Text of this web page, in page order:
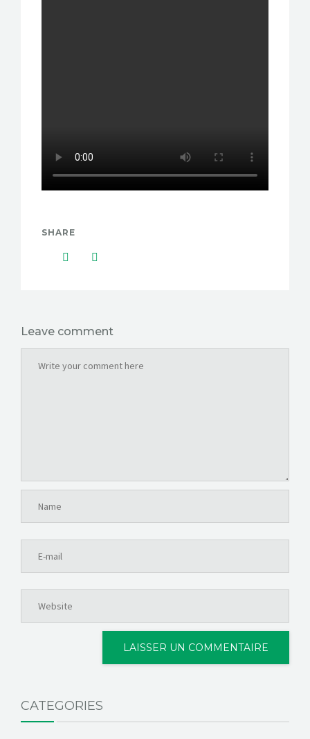
SHARE
Leave comment
CATEGORIES